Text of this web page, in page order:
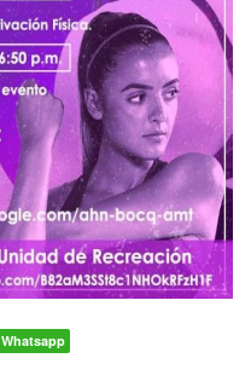
Whatsapp